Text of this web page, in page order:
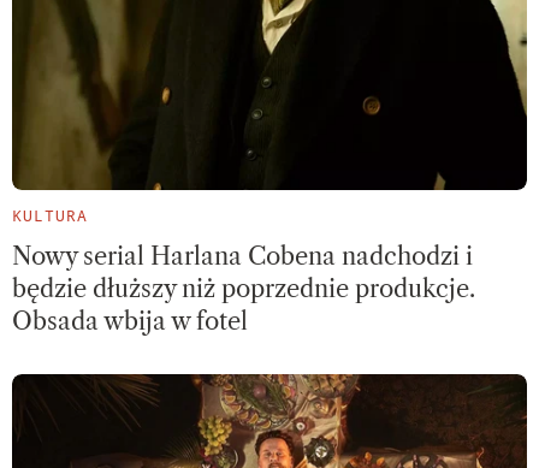
KULTURA
Nowy serial Harlana Cobena nadchodzi i
będzie dłuższy niż poprzednie produkcje.
Obsada wbija w fotel